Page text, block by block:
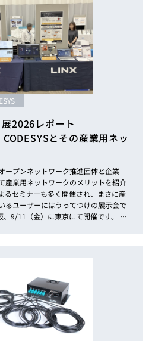
2026レポート
とその産業用ネッ
ープンネットワーク推進団体と企業
産業用ネットワークのメリットを紹介
るセミナーも多く開催され、まさに産
るユーザーにはうってつけの展示会で
9/11（金）に東京にて開催です。 大